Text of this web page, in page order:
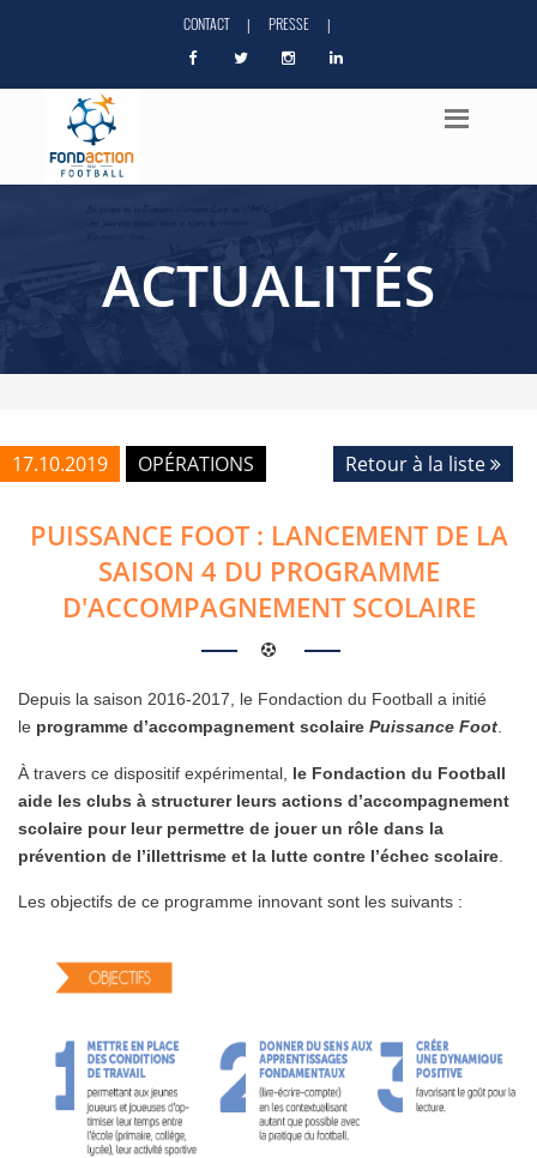
CONTACT | PRESSE |
ACTUALITÉS
17.10.2019 OPÉRATIONS Retour à la liste
PUISSANCE FOOT : LANCEMENT DE LA
SAISON 4 DU PROGRAMME
D'ACCOMPAGNEMENT SCOLAIRE
Depuis la saison 2016-2017, le Fondaction du Football a initié
le programme d’accompagnement scolaire Puissance Foot
À travers ce dispositif expérimental, le Fondaction du Football
aide les clubs à structurer leurs actions d’accompagnement
scolaire pour leur permettre de jouer un rôle dans la
prévention de l’illettrisme et la lutte contre l’échec scolaire
Les objectifs de ce programme innovant sont les suivants :